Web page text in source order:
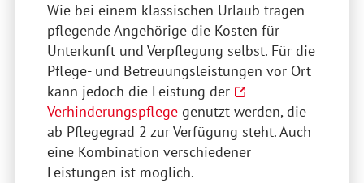
Wie bei einem klassischen Urlaub tragen
pflegende Angehörige die Kosten für
Unterkunft und Verpflegung selbst. Für die
Pflege- und Betreuungsleistungen vor Ort
kann jedoch die Leistung der
Verhinderungspflegegenutzt werden, die
ab Pflegegrad 2 zur Verfügung steht. Auch
eine Kombination verschiedener
Leistungen ist möglich.